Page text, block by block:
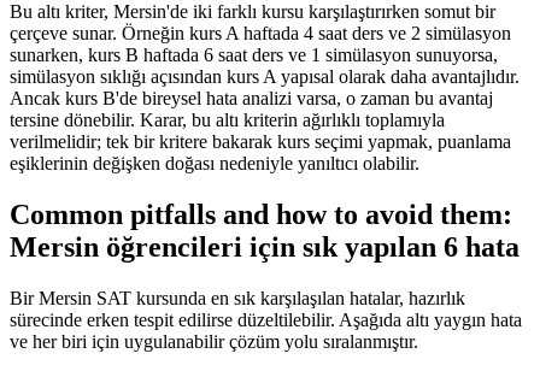
Bu altı kriter, Mersin'de iki farklı kursu karşılaştırırken somut bir
çerçeve sunar. Örneğin kurs A haftada 4 saat ders ve 2 simülasyon
sunarken, kurs B haftada 6 saat ders ve 1 simülasyon sunuyorsa,
simülasyon sıklığı açısından kurs A yapısal olarak daha avantajlıdır.
Ancak kurs B'de bireysel hata analizi varsa, o zaman bu avantaj
tersine dönebilir. Karar, bu altı kriterin ağırlıklı toplamıyla
verilmelidir; tek bir kritere bakarak kurs seçimi yapmak, puanlama
eşiklerinin değişken doğası nedeniyle yanıltıcı olabilir.
Common pitfalls and how to avoid them:
Mersin öğrencileri için sık yapılan 6 hata
Bir Mersin SAT kursunda en sık karşılaşılan hatalar, hazırlık
sürecinde erken tespit edilirse düzeltilebilir. Aşağıda altı yaygın hata
ve her biri için uygulanabilir çözüm yolu sıralanmıştır.